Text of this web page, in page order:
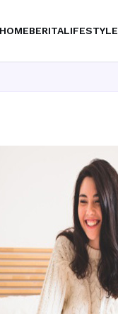
HOMEBERITALIFESTYLE